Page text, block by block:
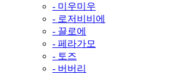
- 미우미우
- 로저비비에
- 끌로에
- 페라가모
- 토즈
- 버버리